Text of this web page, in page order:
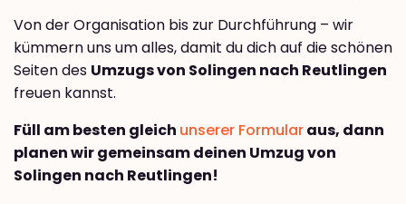
Von der Organisation bis zur Durchführung – wir
kümmern uns um alles, damit du dich auf die schönen
Seiten des Umzugs von Solingen nach Reutlingen
freuen kannst.
Füll am besten gleich unserer Formularaus, dann
planen wir gemeinsam deinen Umzug von
Solingen nach Reutlingen!